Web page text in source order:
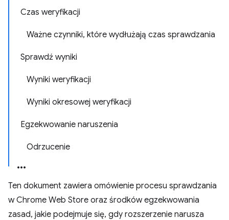
Czas weryfikacji
Ważne czynniki, które wydłużają czas sprawdzania
Sprawdź wyniki
Wyniki weryfikacji
Wyniki okresowej weryfikacji
Egzekwowanie naruszenia
Odrzucenie
Ten dokument zawiera omówienie procesu sprawdzania
w Chrome Web Store oraz środków egzekwowania
zasad, jakie podejmuje się, gdy rozszerzenie narusza